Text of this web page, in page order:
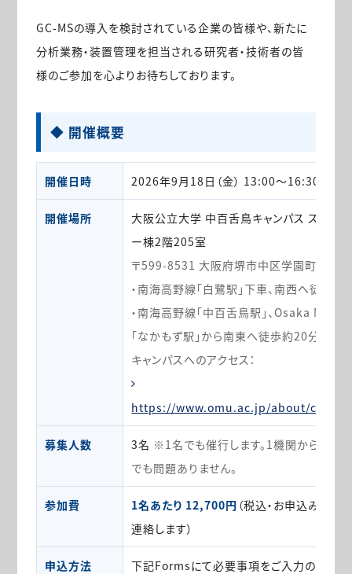
GC-MSの導入を検討されている企業の皆様や、新たに
分析業務・装置管理を担当される研究者・技術者の皆
様のご参加を心よりお待ちしております。
◆ 開催概要
開催日時 2026年9月18日（金） 13:00〜16:30
開催場所
大阪公立大学 中百舌鳥キャンパス スマー
ー棟2階205室
〒599-8531 大阪府堺市中区学園町1-2
・南海高野線「白鷺駅」下車、南西へ徒歩約
・南海高野線「中百舌鳥駅」、Osaka
「なかもず駅」から南東へ徒歩約20分
キャンパスへのアクセス：
https://www.omu.ac.jp/about/
募集人数 3名 ※1名でも催行します。1機関から複数
でも問題ありません。
参加費 1名あたり 12,700円 （税込・お申込み後、
連絡します）
申込方法
下記Formsにて必要事項をご入力のうえ、